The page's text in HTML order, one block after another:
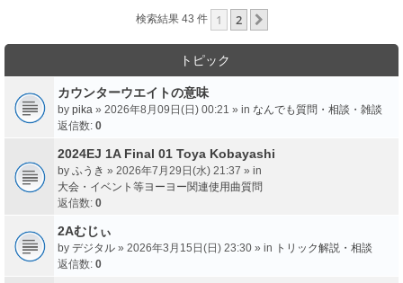
検索結果 43 件 1 2
トピック
カウンターウエイトの意味
by pika » 2026年8月09日(日) 00:21 » in なんでも質問・相談・雑談
返信数: 0
2024EJ 1A Final 01 Toya Kobayashi
by ふうき » 2026年7月29日(水) 21:37 » in
大会・イベント等ヨーヨー関連使用曲質問
返信数: 0
2Aむじぃ
by デジタル » 2026年3月15日(日) 23:30 » in トリック解説・相談
返信数: 0